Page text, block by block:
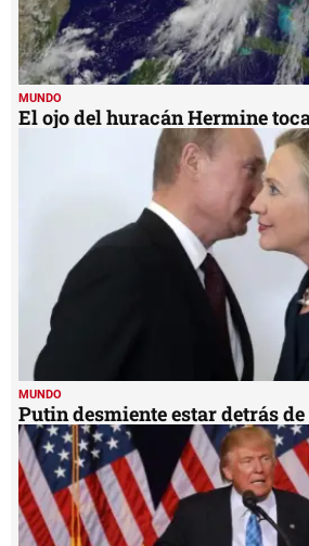
MUNDO
El ojo del huracán Hermine
MUNDO
Putin desmiente estar detrás